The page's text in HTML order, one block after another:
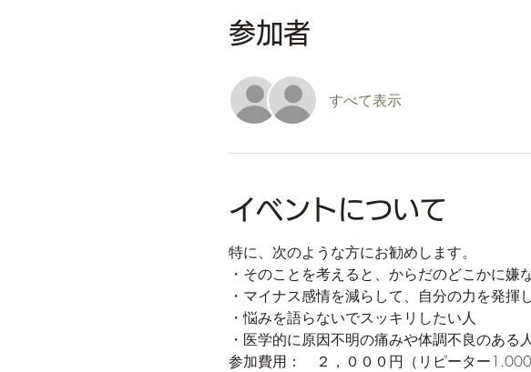
参加者
すべて表示
イベントについて
特に、次のような方にお勧めします。
・そのことを考えると、からだのどこかに嫌
・マイナス感情を減らして、自分の力を発揮
・悩みを語らないでスッキリしたい人
・医学的に原因不明の痛みや体調不良のある
参加費用：　２，０００円（リピーター